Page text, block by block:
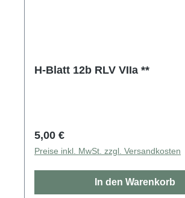
H-Blatt 12b RLV VIIa **
Regulärer Preis:
5,00 €
Preise inkl. MwSt. zzgl. Versandkosten
In den Warenkorb